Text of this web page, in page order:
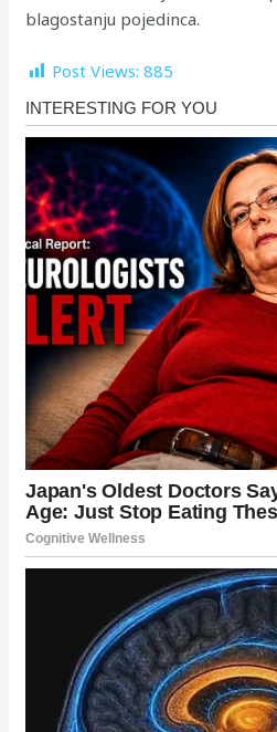
blagostanju pojedinca.
Post Views: 885